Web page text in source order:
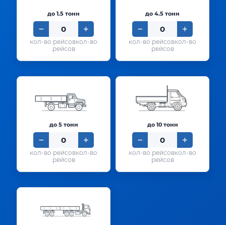
до 1.5 тонн
кол-во
рейсов
до 4.5 тонн
кол-во
рейсов
до 5 тонн
кол-во
рейсов
до 10 тонн
кол-во
рейсов